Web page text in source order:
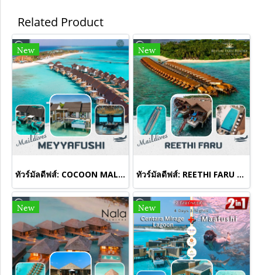
Related Product
New
ทัวร์มัลดีฟส์: COCOON MALDIVES(copy)
New
ทัวร์มัลดีฟส์: REETHI FARU MALDIVES
New New